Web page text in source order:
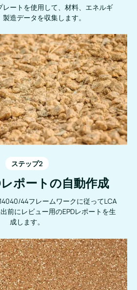
レートを使用して、材料、エネルギ
造データを収集します。
ステップ2
ポートの自動作成
44フレームワークに従ってLCA
前にレビュー用のEPDレポートを生
成します。